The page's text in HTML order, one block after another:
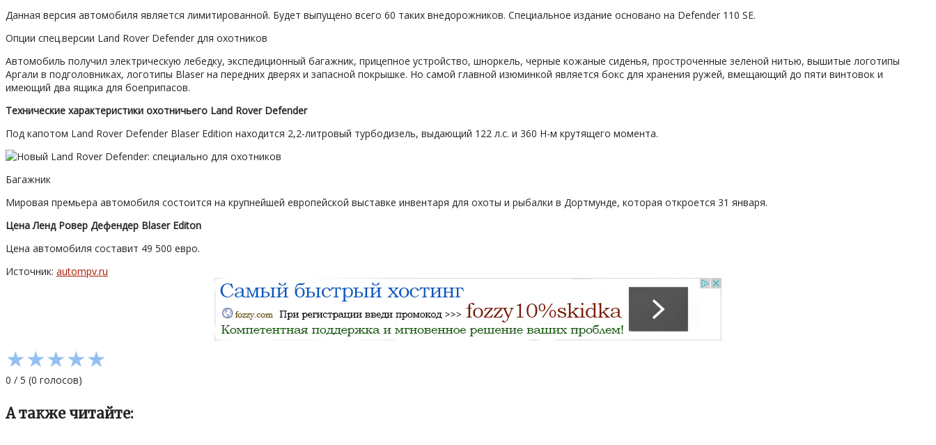
Данная версия автомобиля является лимитированной. Будет выпущено всего 60 таких внедорожников. Специальное издание основано на Defender 110 SE.
Опции спец.версии Land Rover Defender для охотников
Автомобиль получил электрическую лебедку, экспедиционный багажник, прицепное устройство, шноркель, черные кожаные сиденья, простроченные зеленой нитью, вышитые логотипы
Аргали в подголовниках, логотипы Blaser на передних дверях и запасной покрышке. Но самой главной изюминкой является бокс для хранения ружей, вмещающий до пяти винтовок и
имеющий два ящика для боеприпасов.
Технические характеристики охотничьего Land Rover Defender
Под капотом Land Rover Defender Blaser Edition находится 2,2-литровый турбодизель, выдающий 122 л.с. и 360 Н-м крутящего момента.
Багажник
Мировая премьера автомобиля состоится на крупнейшей европейской выставке инвентаря для охоты и рыбалки в Дортмунде, которая откроется 31 января.
Цена Ленд Ровер Дефендер Blaser Editon
Цена автомобиля составит 49 500 евро.
Источник: autompv.ru
★★★★★
0 / 5 (0 голосов)
А также читайте: